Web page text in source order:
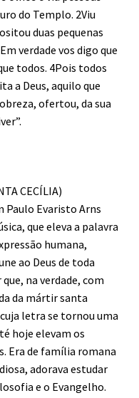
do Templo. 2Viu
duas pequenas
verdade vos digo que
todos. 4Pois todos
a Deus, aquilo que
ofertou, da sua
CECÍLIA)
Paulo Evaristo Arns
que eleva a palavra
humana,
ao Deus de toda
na verdade, com
da mártir santa
letra se tornou uma
hoje elevam os
Era de família romana
adorava estudar
e o Evangelho.